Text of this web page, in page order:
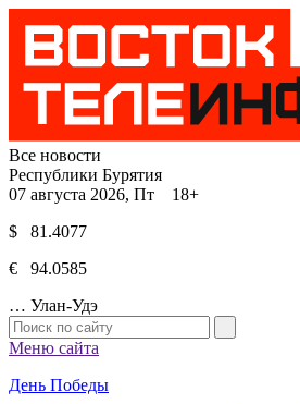
Все новости
Республики Бурятия
07 августа 2026, Пт 18+
$ 81.4077
€ 94.0585
… Улан-Удэ
Меню сайта
День Победы